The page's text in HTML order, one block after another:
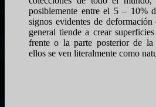
posiblemente entre el 5 – 10%
signos evidentes de
general tiende a crear
frente o la parte posterior de la
ellos se ven literalmente como